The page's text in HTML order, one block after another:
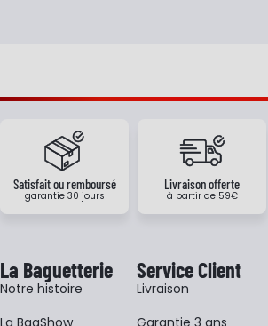
Satisfait ou remboursé
garantie 30 jours
Livraison offerte
à partir de 59€
La Baguetterie
Notre histoire
La BagShow
Service Client
Livraison
Garantie 3 ans